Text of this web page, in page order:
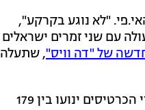
"לא נוגע בקרקע",
עם שני זמרים ישראלים
של "דה וויס", שתעלה
פתיחת השערים לקראת המופע תחל ב-19:30, והמופע עצמו יחל ב-21:00. מחירי הכרטיסים ינועו בין 179